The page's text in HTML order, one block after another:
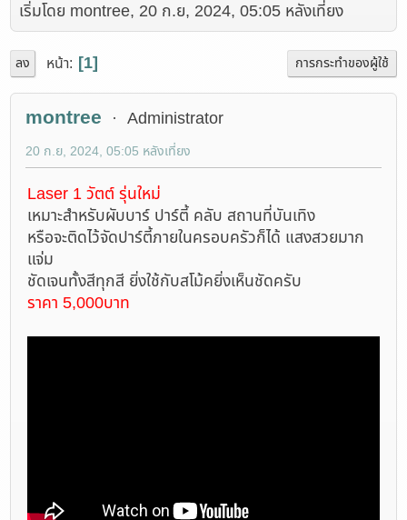
เริ่มโดย montree, 20 ก.ย, 2024, 05:05 หลังเที่ยง
ลง หน้า 1 การกระทำของผู้ใช้
montree Administrator
20 ก.ย, 2024, 05:05 หลังเที่ยง
Laser 1 วัตต์ รุ่นใหม่
เหมาะสำหรับผับบาร์ ปาร์ตี้ คลับ สถานที่บันเทิง
หรือจะติดไว้จัดปาร์ตี้ภายในครอบครัวก็ได้ แสงสวยมาก
แจ่ม
ชัดเจนทั้งสีทุกสี ยิ่งใช้กับสโม้คยิ่งเห็นชัดครับ
ราคา 5,000บาท